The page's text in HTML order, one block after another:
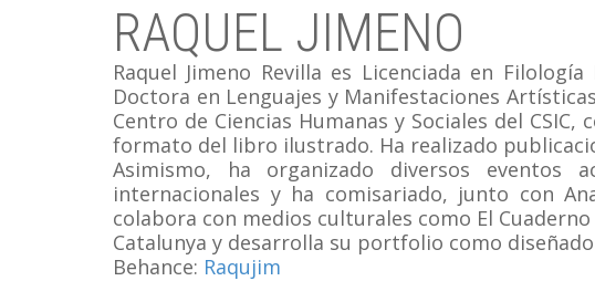
RAQUEL JIMENO
Raquel Jimeno Revilla es Licenciada en
Doctora en Lenguajes y Manifestaciones
Centro de Ciencias Humanas y Sociales del
formato del libro ilustrado. Ha realizado
Asimismo, ha organizado diversos eventos
internacionales y ha comisariado, junto con
colabora con medios culturales como El
Catalunya y desarrolla su portfolio como
Behance: Raqujim